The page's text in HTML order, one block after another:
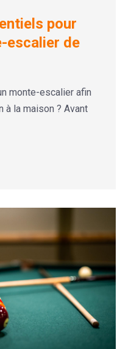
pour
escalier de
monte-escalier afin
la maison ? Avant